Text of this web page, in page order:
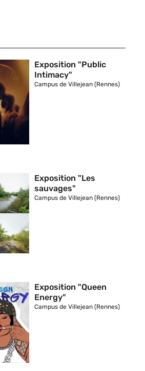
Exposition "Public
Intimacy"
Campus de Villejean (Rennes)
Exposition "Les
sauvages"
Campus de Villejean (Rennes)
Exposition "Queen
Energy"
Campus de Villejean (Rennes)